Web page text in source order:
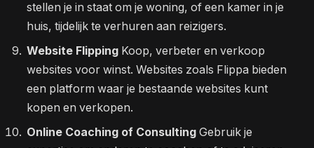
stellen je in staat om je woning, of een kamer in je
huis, tijdelijk te verhuren aan reizigers.
Website Flipping Koop, verbeter en verkoop
websites voor winst. Websites zoals Flippa bieden
een platform waar je bestaande websites kunt
kopen en verkopen.
Online Coaching of Consulting Gebruik je